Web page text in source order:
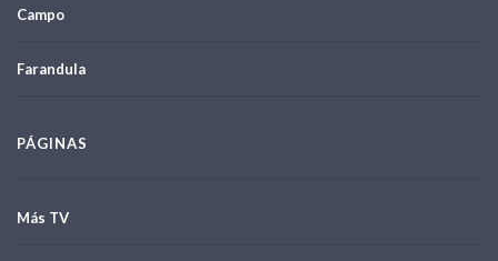
Campo
Farandula
PÁGINAS
Más TV